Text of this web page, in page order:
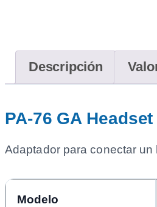
Descripción
PA-76 GA
Adaptador para conectar
Modelo